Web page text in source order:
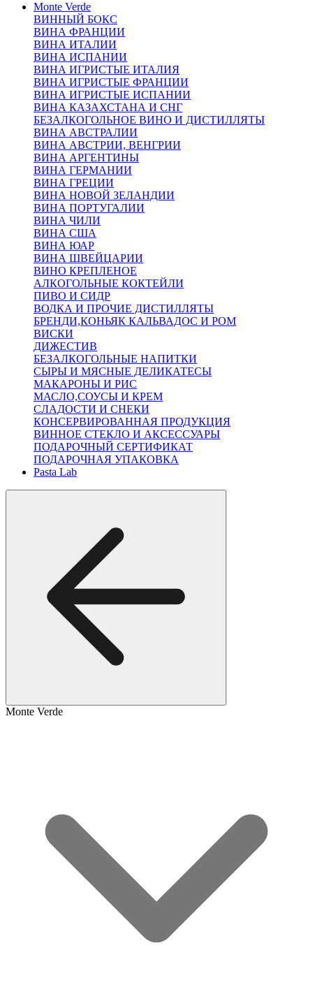
Monte Verde
ВИННЫЙ БОКС
ВИНА ФРАНЦИИ
ВИНА ИТАЛИИ
ВИНА ИСПАНИИ
ВИНА ИГРИСТЫЕ ИТАЛИЯ
ВИНА ИГРИСТЫЕ ФРАНЦИИ
ВИНА ИГРИСТЫЕ ИСПАНИИ
ВИНА КАЗАХСТАНА И СНГ
БЕЗАЛКОГОЛЬНОЕ ВИНО И ДИСТИЛЛЯТЫ
ВИНА АВСТРАЛИИ
ВИНА АВСТРИИ, ВЕНГРИИ
ВИНА АРГЕНТИНЫ
ВИНА ГЕРМАНИИ
ВИНА ГРЕЦИИ
ВИНА НОВОЙ ЗЕЛАНДИИ
ВИНА ПОРТУГАЛИИ
ВИНА ЧИЛИ
ВИНА США
ВИНА ЮАР
ВИНА ШВЕЙЦАРИИ
ВИНО КРЕПЛЕНОЕ
АЛКОГОЛЬНЫЕ КОКТЕЙЛИ
ПИВО И СИДР
ВОДКА И ПРОЧИЕ ДИСТИЛЛЯТЫ
БРЕНДИ,КОНЬЯК КАЛЬВАДОС И РОМ
ВИСКИ
ДИЖЕСТИВ
БЕЗАЛКОГОЛЬНЫЕ НАПИТКИ
СЫРЫ И МЯСНЫЕ ДЕЛИКАТЕСЫ
МАКАРОНЫ И РИС
МАСЛО,СОУСЫ И КРЕМ
СЛАДОСТИ И СНЕКИ
КОНСЕРВИРОВАННАЯ ПРОДУКЦИЯ
ВИННОЕ СТЕКЛО И АКСЕССУАРЫ
ПОДАРОЧНЫЙ СЕРТИФИКАТ
ПОДАРОЧНАЯ УПАКОВКА
Pasta Lab
Monte Verde